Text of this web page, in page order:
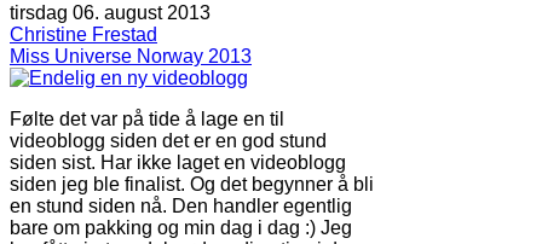
tirsdag 06. august 2013
Christine Frestad
Miss Universe Norway 2013
Følte det var på tide å lage en til
videoblogg siden det er en god stund
siden sist. Har ikke laget en videoblogg
siden jeg ble finalist. Og det begynner å bli
en stund siden nå. Den handler egentlig
bare om pakking og min dag i dag :) Jeg